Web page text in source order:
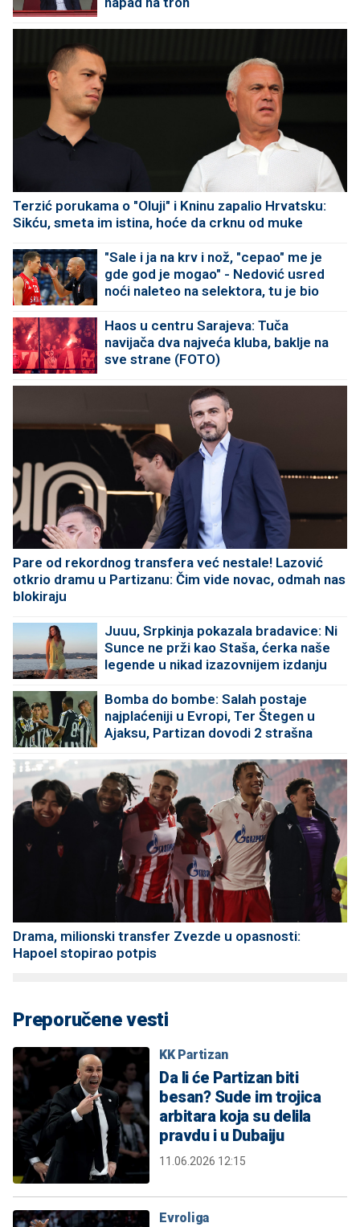
Terzić porukama o "Oluji" i Kninu zapalio Hrvatsku:
Sikću, smeta im istina, hoće da crknu od muke
"Sale i ja na krv i nož, "cepao" me je
gde god je mogao" - Nedović usred
noći naleteo na selektora, tu je bio
Haos u centru Sarajeva: Tuča
navijača dva najveća kluba, baklje na
sve strane (FOTO)
Pare od rekordnog transfera već nestale! Lazović
otkrio dramu u Partizanu: Čim vide novac, odmah nas
blokiraju
Juuu, Srpkinja pokazala bradavice: Ni
Sunce ne prži kao Staša, ćerka naše
legende u nikad izazovnijem izdanju
Bomba do bombe: Salah postaje
najplaćeniji u Evropi, Ter Štegen u
Ajaksu, Partizan dovodi 2 strašna
Drama, milionski transfer Zvezde u opasnosti:
Hapoel stopirao potpis
Preporučene vesti
KK Partizan
Da li će Partizan biti
besan? Sude im trojica
arbitara koja su delila
pravdu i u Dubaiju
11.06.2026 12:15
Evroliga